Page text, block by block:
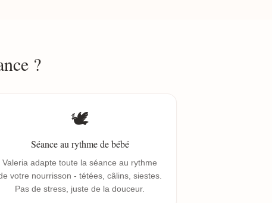
?
🕊️
Séance au rythme de bébé
Valeria adapte toute la séance au rythme
votre nourrisson - tétées, câlins, siestes.
Pas de stress, juste de la douceur.